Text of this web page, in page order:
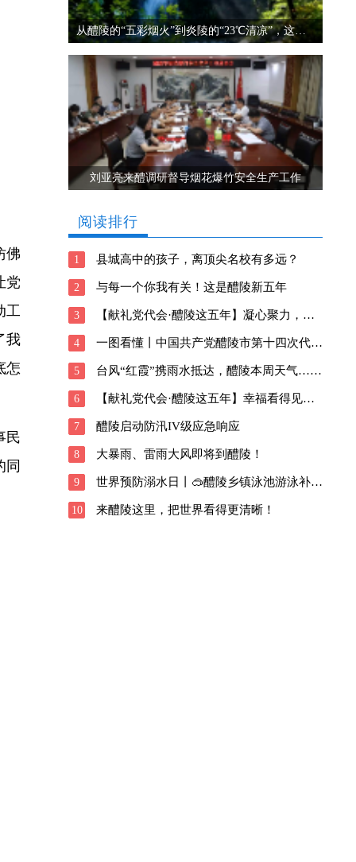
佛
党
工
我
怎
民
同
从醴陵的“五彩烟火”到炎陵的“23℃清凉”，这对“CP”太好嗑了
刘亚亮来醴调研督导烟花爆竹安全生产工作
阅读排行
1 县城高中的孩子，离顶尖名校有多远？
2 与每一个你我有关！这是醴陵新五年
3 【献礼党代会·醴陵这五年】凝心聚力，向善前行！醴陵深耕瓷都新风貌
4 一图看懂丨中国共产党醴陵市第十四次代表大会报告
5 台风“红霞”携雨水抵达，醴陵本周天气……
6 【献礼党代会·醴陵这五年】幸福看得见！醴陵交出这样的民生答卷
7 醴陵启动防汛IV级应急响应
8 大暴雨、雷雨大风即将到醴陵！
9 世界预防溺水日丨🥽醴陵乡镇泳池游泳补贴信息请查收→
10 来醴陵这里，把世界看得更清晰！